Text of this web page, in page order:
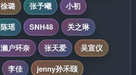
徐璐 张予曦
小初
陈瑶 SNH48
关之琳
濑户环奈 张天爱
吴宣仪
李佳
jenny孙禾颐